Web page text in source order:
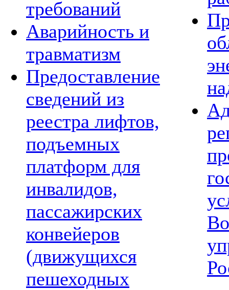
требований
Аварийность и
травматизм
Предоставление
сведений из
реестра лифтов,
подъемных
платформ для
инвалидов,
пассажирских
конвейеров
(движущихся
пешеходных